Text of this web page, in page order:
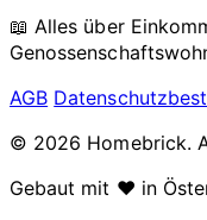
📖 Alles über
AGB
© 2026 Homebrick.
Gebaut mit ❤️ in